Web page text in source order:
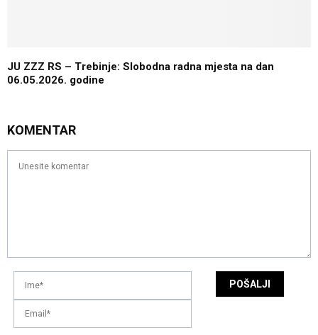
JU ZZZ RS – Trebinje: Slobodna radna mjesta na dan
06.05.2026. godine
KOMENTAR